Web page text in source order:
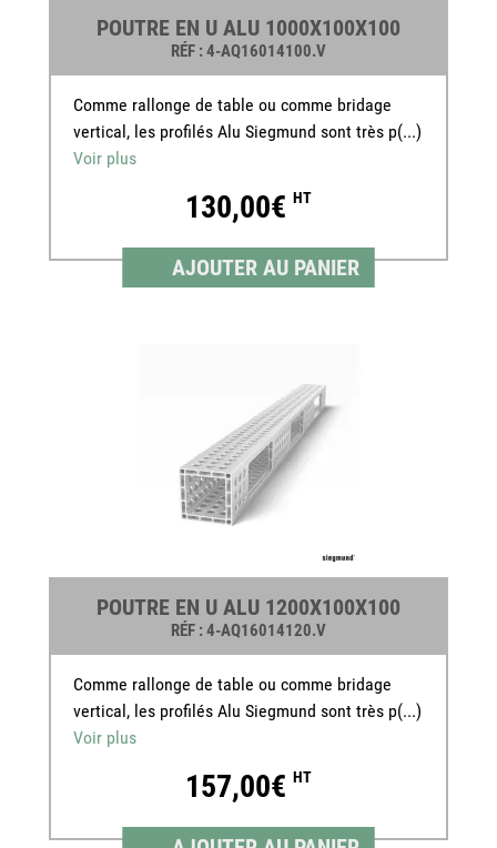
POUTRE EN U ALU 1000X100X100
RÉF : 4-AQ16014100.V
Comme rallonge de table ou comme bridage
vertical, les profilés Alu Siegmund sont très p(...)
Voir plus
130,00€ HT
AJOUTER AU PANIER
POUTRE EN U ALU 1200X100X100
RÉF : 4-AQ16014120.V
Comme rallonge de table ou comme bridage
vertical, les profilés Alu Siegmund sont très p(...)
Voir plus
157,00€ HT